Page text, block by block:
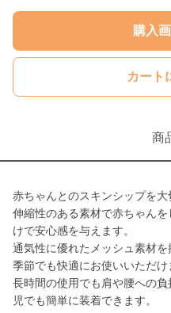
購入
カート
商
赤ちゃんとのスキンシップを大
伸縮性のある素材で赤ちゃん
けで安心感を与えます。
通気性に優れたメッシュ素材
季節でも快適にお使いいただけ
長時間の使用でも肩や腰への
児でも簡単に装着できます。